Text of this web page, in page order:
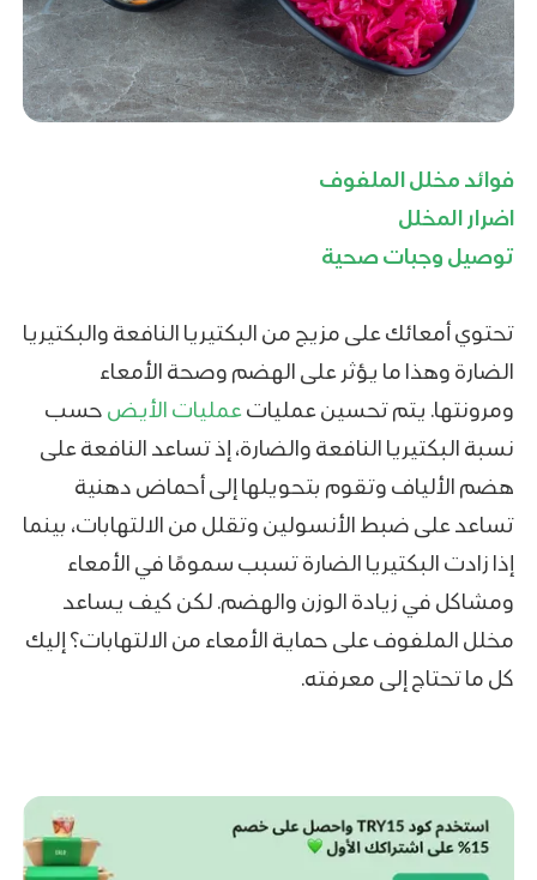
فوائد مخلل الملفوف
اضرار المخلل
توصيل وجبات صحية
تحتوي أمعائك على مزيج من البكتيريا النافعة والبكتيريا
الضارة وهذا ما يؤثر على الهضم وصحة الأمعاء
ومرونتها. يتم تحسين عملياتعمليات الأيض حسب
نسبة البكتيريا النافعة والضارة، إذ تساعد النافعة على
هضم الألياف وتقوم بتحويلها إلى أحماض دهنية
تساعد على ضبط الأنسولين وتقلل من الالتهابات، بينما
إذا زادت البكتيريا الضارة تسبب سمومًا في الأمعاء
ومشاكل في زيادة الوزن والهضم. لكن كيف يساعد
مخلل الملفوف على حماية الأمعاء من الالتهابات؟ إليك
كل ما تحتاج إلى معرفته.